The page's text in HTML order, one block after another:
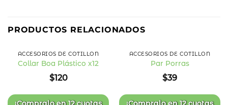
PRODUCTOS RELACIONADOS
de
deseos
ACCESORIOS DE COTILLÓN
Collar Boa Plástico x12
$120
de
deseos
ACCESORIOS DE COTILLÓN
Par Porras
$39